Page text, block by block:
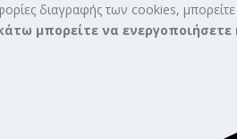
διαγραφής των cookies,
μπορείτε να